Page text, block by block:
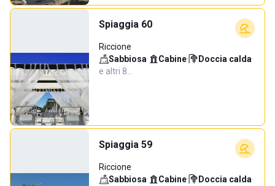
Spiaggia 60
Riccione
Sabbiosa· Cabine· Doccia calda·
e altri 8…
Spiaggia 59
Riccione
Sabbiosa· Cabine· Doccia calda·